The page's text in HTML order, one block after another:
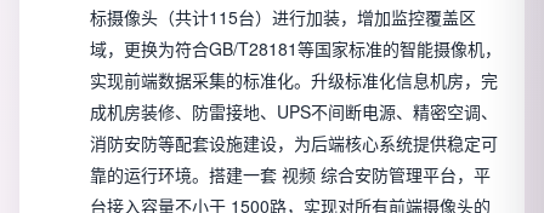
标摄像头（共计115台）进行加装，增加监控覆盖区
域，更换为符合GB/T28181等国家标准的智能摄像机，
实现前端数据采集的标准化。升级标准化信息机房，完
成机房装修、防雷接地、UPS不间断电源、精密空调、
消防安防等配套设施建设，为后端核心系统提供稳定可
靠的运行环境。搭建一套 视频 综合安防管理平台，平
台接入容量不小于 1500路，实现对所有前端摄像头的